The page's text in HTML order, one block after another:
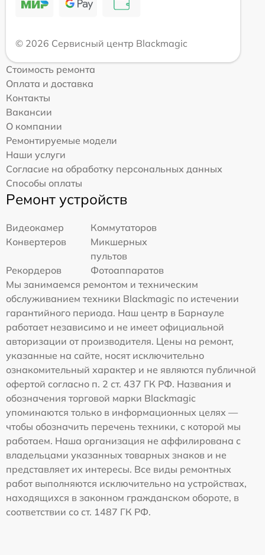
© 2026 Сервисный центр Blackmagic
Стоимость ремонта
Оплата и доставка
Контакты
Вакансии
О компании
Ремонтируемые модели
Наши услуги
Согласие на обработку персональных данных
Способы оплаты
Ремонт устройств
Видеокамер
Коммутаторов
Конвертеров
Микшерных
пультов
Рекордеров
Фотоаппаратов
Мы занимаемся ремонтом и техническим
обслуживанием техники Blackmagic по истечении
гарантийного периода. Наш центр в Барнауле
работает независимо и не имеет официальной
авторизации от производителя. Цены на ремонт,
указанные на сайте, носят исключительно
ознакомительный характер и не являются публичной
офертой согласно п. 2 ст. 437 ГК РФ. Названия и
обозначения торговой марки Blackmagic
упоминаются только в информационных целях —
чтобы обозначить перечень техники, с которой мы
работаем. Наша организация не аффилирована с
владельцами указанных товарных знаков и не
представляет их интересы. Все виды ремонтных
работ выполняются исключительно на устройствах,
находящихся в законном гражданском обороте, в
соответствии со ст. 1487 ГК РФ.